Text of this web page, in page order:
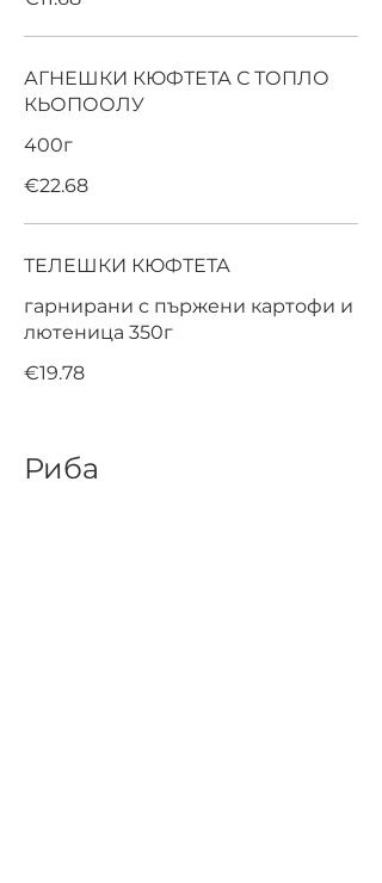
АГНЕШКИ КЮФТЕТА С ТОПЛО
КЬОПООЛУ
400г
€22.68
ТЕЛЕШКИ КЮФТЕТА
гарнирани с пържени картофи и
лютеница 350г
€19.78
Риба